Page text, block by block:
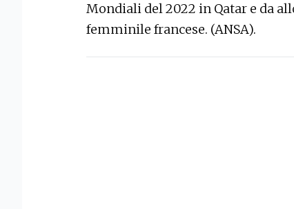
Mondiali del 2022 in Qatar e da
femminile francese. (ANSA).